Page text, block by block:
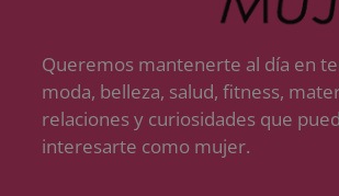
Queremos mantenerte al día en
moda, belleza, salud, fitness,
relaciones y curiosidades que
interesarte como mujer.